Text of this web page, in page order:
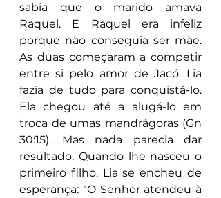
sabia que o marido amava
Raquel. E Raquel era infeliz
porque não conseguia ser mãe.
As duas começaram a competir
entre si pelo amor de Jacó. Lia
fazia de tudo para conquistá-lo.
Ela chegou até a alugá-lo em
troca de umas mandrágoras (Gn
30:15). Mas nada parecia dar
resultado. Quando lhe nasceu o
primeiro filho, Lia se encheu de
esperança: “O Senhor atendeu à